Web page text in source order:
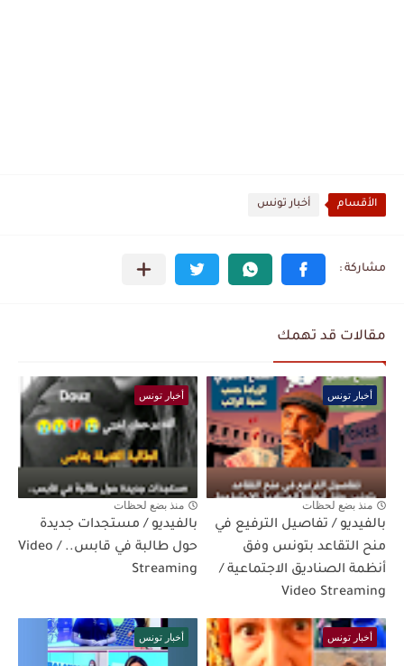
الأقسام أخبار تونس
مقالات قد تهمك
أخبار تونس
منذ بضع لحظات
بالفيديو / تفاصيل الترفيع في
منح التقاعد بتونس وفق
أنظمة الصناديق الاجتماعية /
Video Streaming
أخبار تونس
منذ بضع لحظات
بالفيديو / مستجدات جديدة
حول طالبة في قابس.. / Video
Streaming
أخبار تونس أخبار تونس